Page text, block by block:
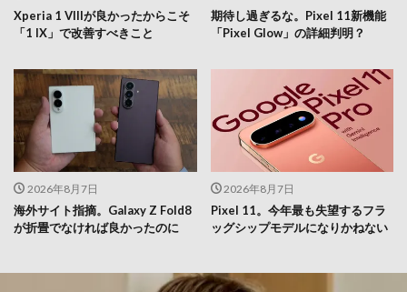
Xperia 1 VIIIが良かったからこそ
「1 IX」で改善すべきこと
期待し過ぎるな。Pixel 11新機能
「Pixel Glow」の詳細判明？
2026年8月7日
海外サイト指摘。Galaxy Z Fold8
が折畳でなければ良かったのに
2026年8月7日
Pixel 11。今年最も失望するフラ
ッグシップモデルになりかねない